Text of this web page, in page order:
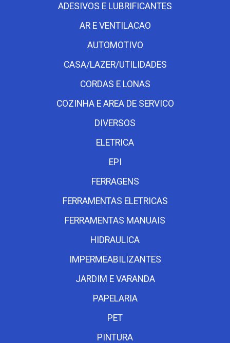
ADESIVOS E LUBRIFICANTES
AR E VENTILACAO
AUTOMOTIVO
CASA/LAZER/UTILIDADES
CORDAS E LONAS
COZINHA E AREA DE SERVICO
DIVERSOS
ELETRICA
EPI
FERRAGENS
FERRAMENTAS ELETRICAS
FERRAMENTAS MANUAIS
HIDRAULICA
IMPERMEABILIZANTES
JARDIM E VARANDA
PAPELARIA
PET
PINTURA